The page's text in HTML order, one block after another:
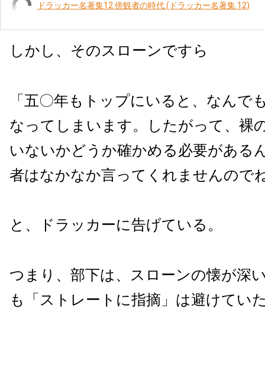
ドラッカー名著集12 傍観者の時代 (ドラッカー名著集 12)
しかし、そのスローンですら
「五〇年もトップにいると、なんで
なってしまいます。したがって、裸
いないかどうか確かめる必要がある
者はなかなか言ってくれませんので
と、ドラッカーに告げている。
つまり、部下は、スローンの懐が深
も「ストレートに指摘」は避けてい